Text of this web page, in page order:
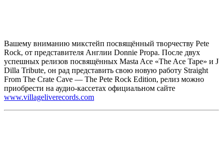
Вашему вниманию микстейп посвящённый творчеству Pete
Rock, от представителя Англии Donnie Propa. После двух
успешных релизов посвящённых Masta Ace «The Ace Tape» и J
Dilla Tribute, он рад представить свою новую работу Straight
From The Crate Cave — The Pete Rock Edition, релиз можно
приобрести на аудио-кассетах официальном сайте
www.villageliverecords.com